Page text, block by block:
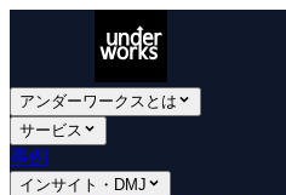
アンダーワークスとは
サービス
事例
インサイト・DMJ